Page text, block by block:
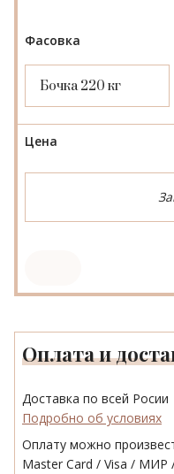
Фасовка
Бочка 220 кг
Цена
Оплата и
Доставка по всей Росии
Подробно об условиях
Оплату можно
Master Card / Visa / МИР